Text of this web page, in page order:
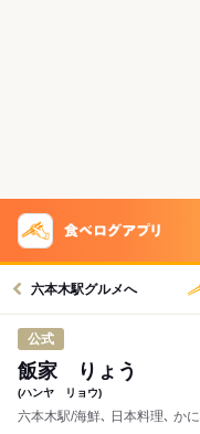
六本木駅グルメへ
公式
飯家 りょう
(ハンヤ リョウ)
六本木駅/海鮮､ 日本料理､ かに